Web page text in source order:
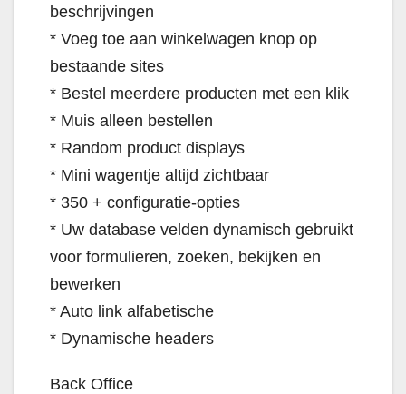
beschrijvingen
* Voeg toe aan winkelwagen knop op
bestaande sites
* Bestel meerdere producten met een klik
* Muis alleen bestellen
* Random product displays
* Mini wagentje altijd zichtbaar
* 350 + configuratie-opties
* Uw database velden dynamisch gebruikt
voor formulieren, zoeken, bekijken en
bewerken
* Auto link alfabetische
* Dynamische headers
Back Office